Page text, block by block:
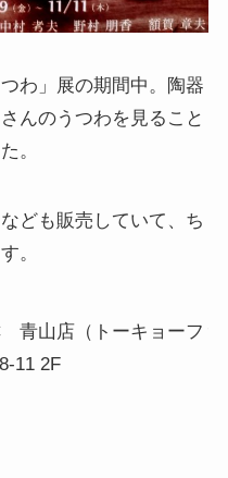
わ」展の期間中。陶器
んのうつわを見ること
。
ども販売していて、ち
。
　青山店（トーキョーフ
11 2F